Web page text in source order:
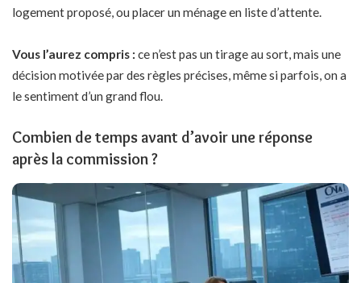
logement proposé, ou placer un ménage en liste d’attente.
Vous l’aurez compris : ce n’est pas un tirage au sort, mais une
décision motivée par des règles précises, même si parfois, on a
le sentiment d’un grand flou.
Combien de temps avant d’avoir une réponse
après la commission ?